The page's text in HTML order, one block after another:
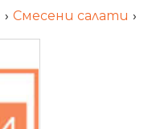
› Смесени салати ›